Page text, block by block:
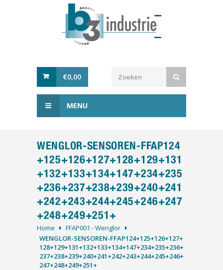
€0,00
MENU
WENGLOR-SENSOREN-FFAP124
+125+126+127+128+129+131
+132+133+134+147+234+235
+236+237+238+239+240+241
+242+243+244+245+246+247
+248+249+251+
Home
FFAP001 - Wenglor
WENGLOR-SENSOREN-FFAP124+125+126+127+
128+129+131+132+133+134+147+234+235+236+
237+238+239+240+241+242+243+244+245+246+
247+248+249+251+